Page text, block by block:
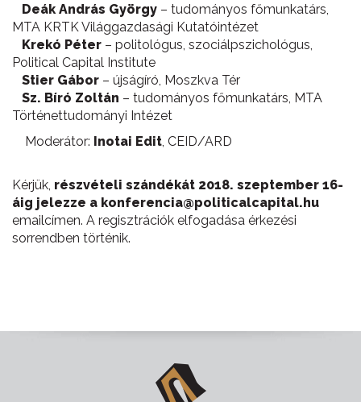
Deák András György – tudományos főmunkatárs,
MTA KRTK Világgazdasági Kutatóintézet
Krekó Péter – politológus, szociálpszichológus,
Political Capital Institute
Stier Gábor – újságíró, Moszkva Tér
Sz. Bíró Zoltán – tudományos főmunkatárs, MTA
Történettudományi Intézet
Moderátor: Inotai Edit , CEID/ARD
Kérjük, részvételi szándékát 2018. szeptember 16-
áig jelezze a konferencia@politicalcapital.hu
emailcímen. A regisztrációk elfogadása érkezési
sorrendben történik.